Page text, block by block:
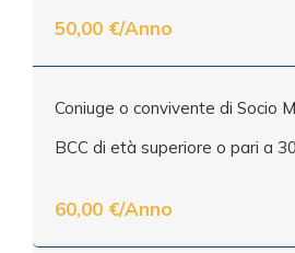
50,00 €/Anno
Coniuge o convivente di Socio
BCC di età superiore o pari a
60,00 €/Anno